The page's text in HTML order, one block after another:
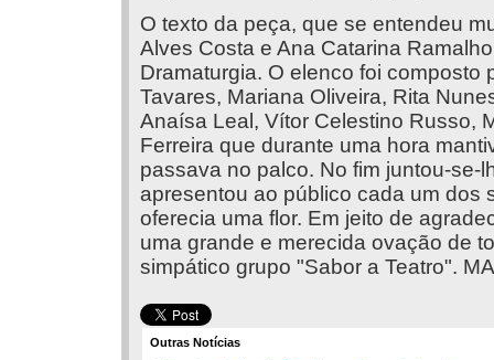
O texto da peça, que se entendeu
Alves Costa e Ana Catarina
Dramaturgia. O elenco foi composto
Tavares, Mariana Oliveira, Rita
Anaísa Leal, Vítor Celestino Russo,
Ferreira que durante uma hora
passava no palco. No fim juntou-se-
apresentou ao público cada um dos
oferecia uma flor. Em jeito de
uma grande e merecida ovação de
simpático grupo "Sabor a Teatro".
Outras Notícias